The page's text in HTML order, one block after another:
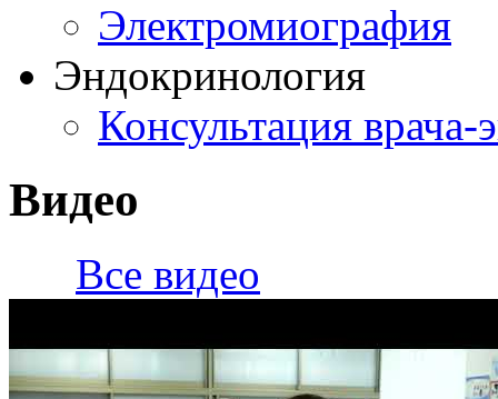
Электромиография
Эндокринология
Консультация врача-
Видео
Все видео